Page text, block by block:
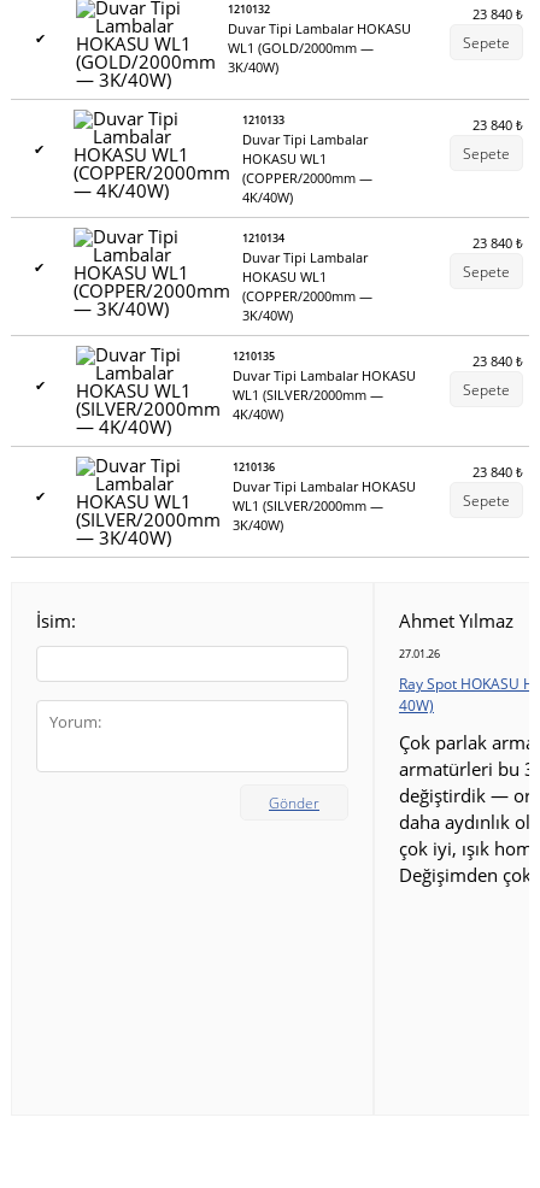
✔
1210132
Duvar Tipi Lambalar HOKASU
WL1 (GOLD/2000mm —
3K/40W)
23 840₺
Sepete
✔
1210133
Duvar Tipi Lambalar
HOKASU WL1
(COPPER/2000mm —
4K/40W)
23 840₺
Sepete
✔
1210134
Duvar Tipi Lambalar
HOKASU WL1
(COPPER/2000mm —
3K/40W)
23 840₺
Sepete
✔
1210135
Duvar Tipi Lambalar HOKASU
WL1 (SILVER/2000mm —
4K/40W)
23 840₺
Sepete
✔
1210136
Duvar Tipi Lambalar HOKASU
WL1 (SILVER/2000mm —
3K/40W)
23 840₺
Sepete
İsim:
Gönder
Ahmet Yılmaz
27.01.26
Ray Spot HOKASU
40W)
Çok parlak
armatürleri bu
değiştirdik —
daha aydınlık
çok iyi, ışık
Değişimden çok